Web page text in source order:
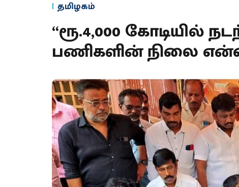
தமிழகம்
“ரூ.4,000 கோடியில்
பணிகளின் நிலை